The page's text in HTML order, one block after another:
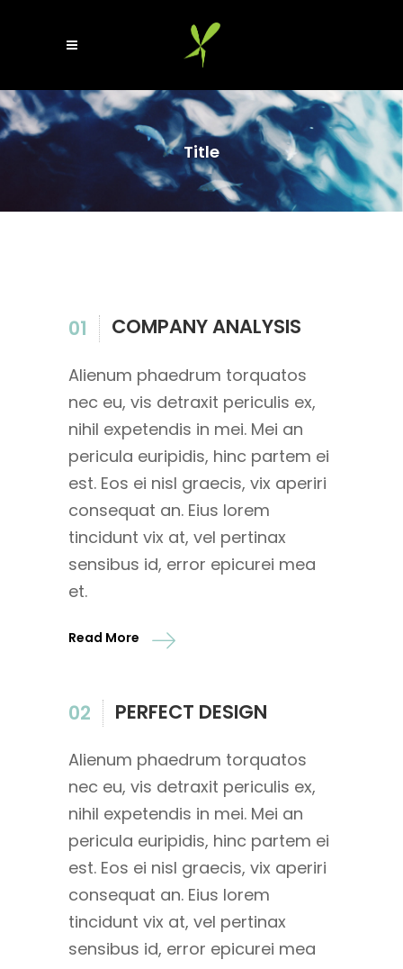
Title
01 COMPANY ANALYSIS
Alienum phaedrum torquatos
nec eu, vis detraxit periculis ex,
nihil expetendis in mei. Mei an
pericula euripidis, hinc partem ei
est. Eos ei nisl graecis, vix aperiri
consequat an. Eius lorem
tincidunt vix at, vel pertinax
sensibus id, error epicurei mea
et.
Read More
02 PERFECT DESIGN
Alienum phaedrum torquatos
nec eu, vis detraxit periculis ex,
nihil expetendis in mei. Mei an
pericula euripidis, hinc partem ei
est. Eos ei nisl graecis, vix aperiri
consequat an. Eius lorem
tincidunt vix at, vel pertinax
sensibus id, error epicurei mea